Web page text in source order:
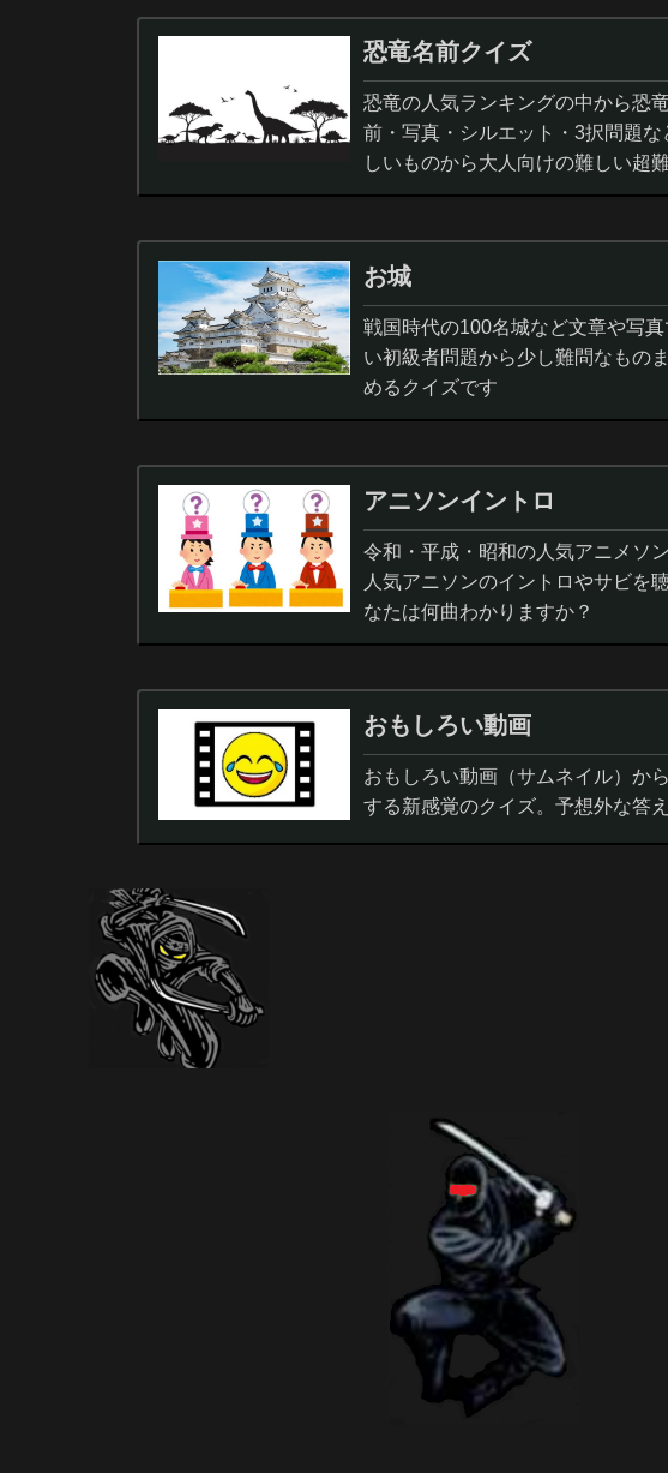
恐竜名前クイズ
恐竜の人気ランキングの中から恐
前・写真・シルエット・3択問題
しいものから大人向けの難しい超
ノサウルス,スピノサウルス,アロサ
お城
戦国時代の100名城など文章や写
い初級者問題から少し難問なもの
めるクイズです
アニソンイントロ
令和・平成・昭和の人気アニメソ
人気アニソンのイントロやサビを
なたは何曲わかりますか？
おもしろい動画
おもしろい動画（サムネイル）か
する新感覚のクイズ。予想外な答